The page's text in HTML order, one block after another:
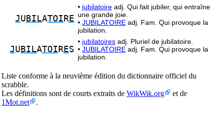
JU BILATOI RE
• jubilatoire adj. Qui fait jubiler, qui entraîne
une grande joie.
• JUBILATOIRE adj. Fam. Qui provoque la
jubilation.
JU BILATOI RES
• jubilatoires adj. Pluriel de jubilatoire.
• JUBILATOIRE adj. Fam. Qui provoque la
jubilation.
Liste conforme à la neuvième édition du dictionnaire officiel du
scrabble.
Les définitions sont de courts extraits de WikWik.org
et de
1Mot.net
.